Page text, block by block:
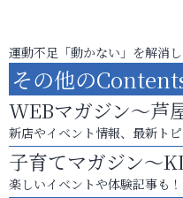
運動不足「動かない」を解消
その他の
WEBマガジン～芦
新店やイベント情報、最新ト
子育てマガジン～
楽しいイベントや体験記事も！